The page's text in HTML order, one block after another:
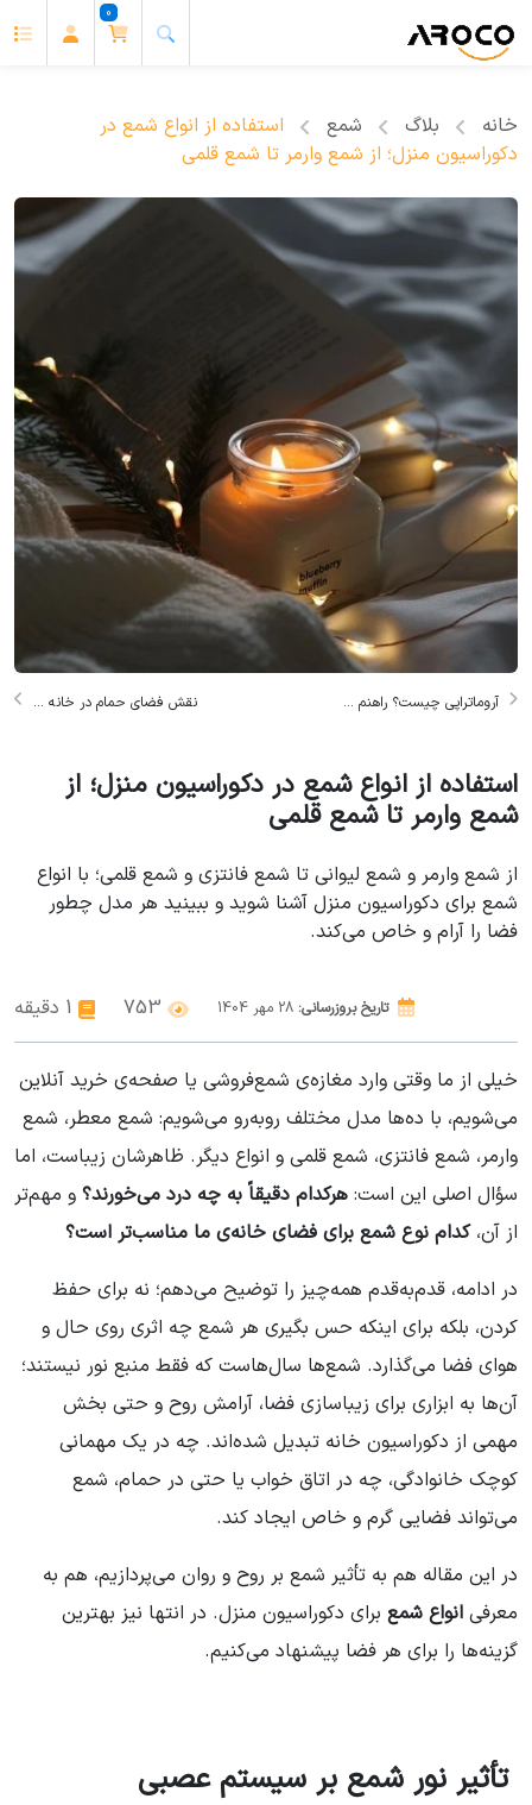
0
خانه بلاگ شمع
استفاده از انواع شمع در
دکوراسیون منزل؛ از شمع وارمر تا شمع قلمی
آروماتراپی چیست؟ راهنم ... نقش فضای حمام در خانه ...
استفاده از انواع شمع در دکوراسیون منزل؛ از
شمع وارمر تا شمع قلمی
از شمع وارمر و شمع لیوانی تا شمع فانتزی و شمع قلمی؛ با انواع
شمع برای دکوراسیون منزل آشنا شوید و ببینید هر مدل چطور
فضا را آرام و خاص می‌کند.
تاریخ بروزرسانی: 28 مهر 1404 1 دقیقه
خیلی از ما وقتی وارد مغازه‌ی شمع‌فروشی یا صفحه‌ی خرید آنلاین
می‌شویم، با ده‌ها مدل مختلف روبه‌رو می‌شویم: شمع معطر، شمع
وارمر، شمع فانتزی، شمع قلمی و انواع دیگر. ظاهرشان زیباست، اما
سؤال اصلی این است: هرکدام دقیقاً به چه درد می‌خورند؟ و مهم‌تر
از آن،کدام نوع شمع برای فضای خانه‌ی ما مناسب‌تر است؟
در ادامه، قدم‌به‌قدم همه‌چیز را توضیح می‌دهم؛ نه برای حفظ
کردن، بلکه برای اینکه حس بگیری هر شمع چه اثری روی حال و
هوای فضا می‌گذارد. شمع‌ها سال‌هاست که فقط منبع نور نیستند؛
آن‌ها به ابزاری برای زیباسازی فضا، آرامش روح و حتی بخش
مهمی از دکوراسیون خانه تبدیل شده‌اند. چه در یک مهمانی
کوچک خانوادگی، چه در اتاق خواب یا حتی در حمام، شمع
می‌تواند فضایی گرم و خاص ایجاد کند.
در این مقاله هم به تأثیر شمع بر روح و روان می‌پردازیم، هم به
معرفی انواع شمع برای دکوراسیون منزل. در انتها نیز بهترین
گزینه‌ها را برای هر فضا پیشنهاد می‌کنیم.
تأثیر نور شمع بر سیستم عصبی